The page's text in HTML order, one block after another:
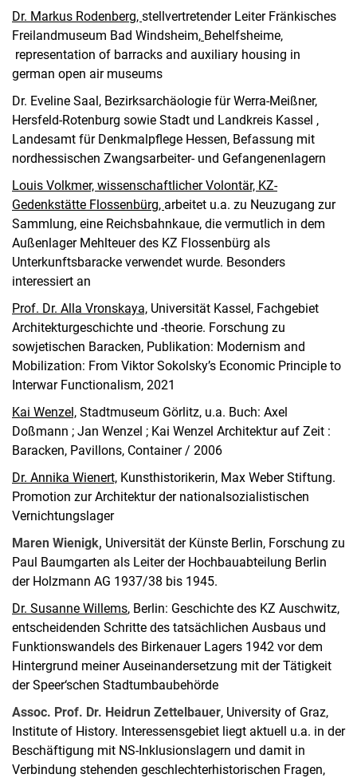
Dr. Markus Rodenberg, stellvertretender Leiter Fränkisches
Freilandmuseum Bad Windsheim, Behelfsheime,
representation of barracks and auxiliary housing in
german open air museums
Dr. Eveline Saal, Bezirksarchäologie für Werra-Meißner,
Hersfeld-Rotenburg sowie Stadt und Landkreis Kassel ,
Landesamt für Denkmalpflege Hessen, Befassung mit
nordhessischen Zwangsarbeiter- und Gefangenenlagern
Louis Volkmer, wissenschaftlicher Volontär, KZ-
Gedenkstätte Flossenbürg, arbeitet u.a. zu Neuzugang zur
Sammlung, eine Reichsbahnkaue, die vermutlich in dem
Außenlager Mehlteuer des KZ Flossenbürg als
Unterkunftsbaracke verwendet wurde. Besonders
interessiert an
Prof. Dr. Alla Vronskaya, Universität Kassel, Fachgebiet
Architekturgeschichte und -theorie. Forschung zu
sowjetischen Baracken, Publikation: Modernism and
Mobilization: From Viktor Sokolsky’s Economic Principle to
Interwar Functionalism, 2021
Kai Wenzel, Stadtmuseum Görlitz, u.a. Buch: Axel
Doßmann ; Jan Wenzel ; Kai Wenzel Architektur auf Zeit :
Baracken, Pavillons, Container / 2006
Dr. Annika Wienert, Kunsthistorikerin, Max Weber Stiftung.
Promotion zur Architektur der nationalsozialistischen
Vernichtungslager
Maren Wienigk, Universität der Künste Berlin, Forschung zu
Paul Baumgarten als Leiter der Hochbauabteilung Berlin
der Holzmann AG 1937/38 bis 1945.
Dr. Susanne Willems, Berlin: Geschichte des KZ Auschwitz,
entscheidenden Schritte des tatsächlichen Ausbaus und
Funktionswandels des Birkenauer Lagers 1942 vor dem
Hintergrund meiner Auseinandersetzung mit der Tätigkeit
der Speer‘schen Stadtumbaubehörde
Assoc. Prof. Dr. Heidrun Zettelbauer, University of Graz,
Institute of History. Interessensgebiet liegt aktuell u.a. in der
Beschäftigung mit NS-Inklusionslagern und damit in
Verbindung stehenden geschlechterhistorischen Fragen,